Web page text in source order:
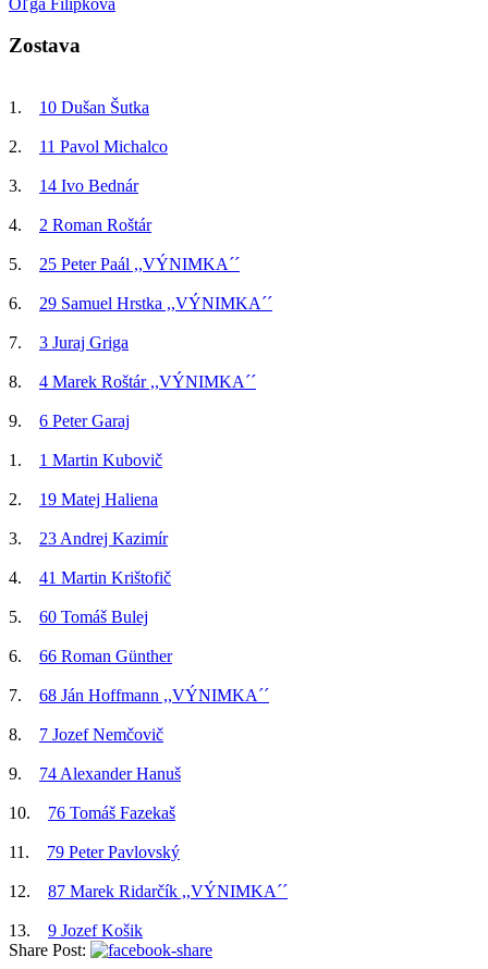
Zostava
1. 10 Dušan Šutka
2. 11 Pavol Michalco
3. 14 Ivo Bednár
4. 2 Roman Roštár
5. 25 Peter Paál ,,VÝNIMKA´´
6. 29 Samuel Hrstka ,,VÝNIMKA´´
7. 3 Juraj Griga
8. 4 Marek Roštár ,,VÝNIMKA´´
9. 6 Peter Garaj
1. 1 Martin Kubovič
2. 19 Matej Haliena
3. 23 Andrej Kazimír
4. 41 Martin Krištofič
5. 60 Tomáš Bulej
6. 66 Roman Günther
7. 68 Ján Hoffmann ,,VÝNIMKA´´
8. 7 Jozef Nemčovič
9. 74 Alexander Hanuš
10. 76 Tomáš Fazekaš
11. 79 Peter Pavlovský
12. 87 Marek Ridarčík ,,VÝNIMKA´´
13.
9 Jozef Košik
Share Post: